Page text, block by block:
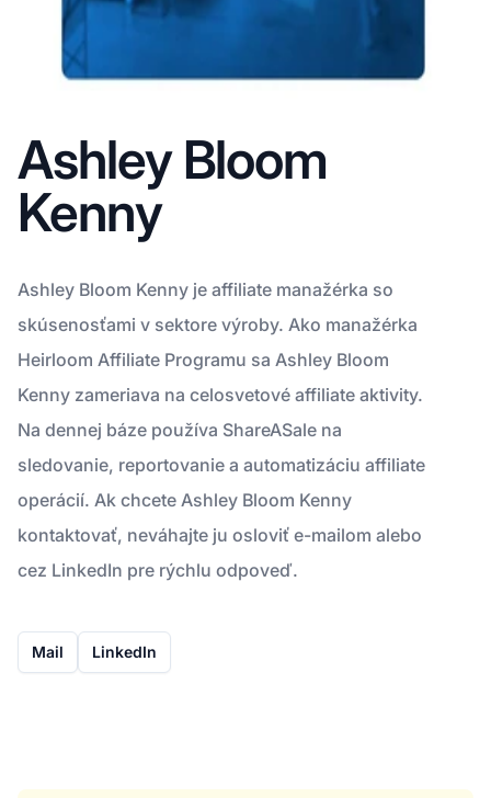
Ashley Bloom
Kenny
Ashley Bloom Kenny je affiliate manažérka so
skúsenosťami v sektore výroby. Ako manažérka
Heirloom Affiliate Programu sa Ashley Bloom
Kenny zameriava na celosvetové affiliate aktivity.
Na dennej báze používa ShareASale na
sledovanie, reportovanie a automatizáciu affiliate
operácií. Ak chcete Ashley Bloom Kenny
kontaktovať, neváhajte ju osloviť e-mailom alebo
cez LinkedIn pre rýchlu odpoveď.
Mail LinkedIn